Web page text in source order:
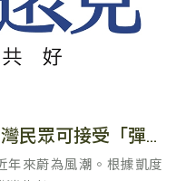
蔬食新時代來了！逾七成台灣民眾可接受「彈性素食」
年來蔚為風潮。根據凱度